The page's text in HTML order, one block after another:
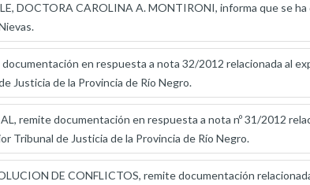
DOCTORA CAROLINA A. MONTIRONI, informa que se
en respuesta a nota 32/2012 relacionada al
Justicia de la Provincia de Río Negro.
remite documentación en respuesta a nota nº 31/2012
Tribunal de Justicia de la Provincia de Río Negro.
DE CONFLICTOS, remite documentación